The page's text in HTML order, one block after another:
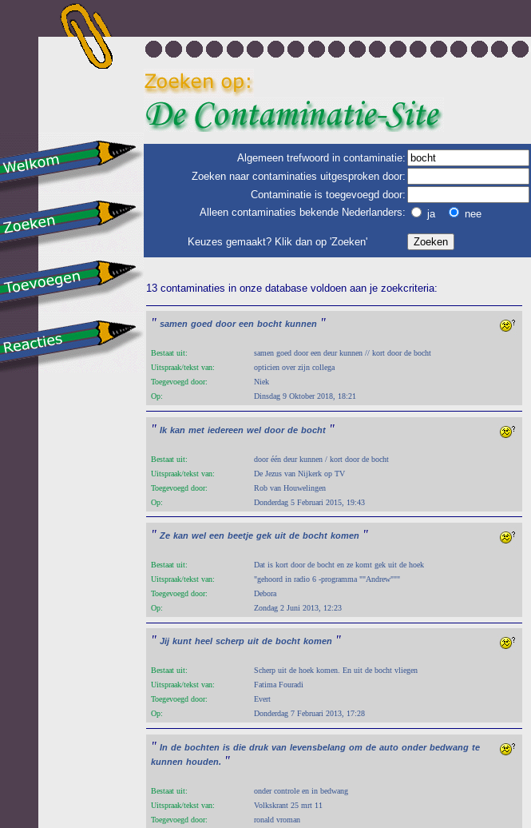
Algemeen trefwoord in contaminatie:
Zoeken naar contaminaties uitgesproken door:
Contaminatie is toegevoegd door:
Alleen contaminaties bekende Nederlanders:
ja nee
Keuzes gemaakt? Klik dan op 'Zoeken'
13 contaminaties in onze database voldoen aan je zoekcriteria:
" samen goed door een bocht kunnen "
Bestaat uit:
samen goed door een deur kunnen // kort door de bocht
Uitspraak/tekst van:
opticien over zijn collega
Toegevoegd door:
Niek
Op:
Dinsdag 9 Oktober 2018, 18:21
" Ik kan met iedereen wel door de bocht "
Bestaat uit:
door één deur kunnen / kort door de bocht
Uitspraak/tekst van:
De Jezus van Nijkerk op TV
Toegevoegd door:
Rob van Houwelingen
Op:
Donderdag 5 Februari 2015, 19:43
" Ze kan wel een beetje gek uit de bocht komen "
Bestaat uit:
Dat is kort door de bocht en ze komt gek uit de hoek
Uitspraak/tekst van:
"gehoord in radio 6 -programma ""Andrew"""
Toegevoegd door:
Debora
Op:
Zondag 2 Juni 2013, 12:23
" Jij kunt heel scherp uit de bocht komen "
Bestaat uit:
Scherp uit de hoek komen. En uit de bocht vliegen
Uitspraak/tekst van:
Fatima Fouradi
Toegevoegd door:
Evert
Op:
Donderdag 7 Februari 2013, 17:28
" In de bochten is die druk van levensbelang om de auto onder bedwang te
kunnen houden. "
Bestaat uit:
onder controle en in bedwang
Uitspraak/tekst van:
Volkskrant 25 mrt 11
Toegevoegd door:
ronald vroman